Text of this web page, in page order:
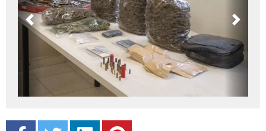
Previous Next